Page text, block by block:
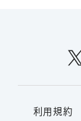
利用規約